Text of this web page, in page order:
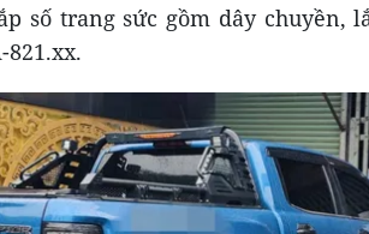
số trang sức gồm dây chuyền,
821.xx.